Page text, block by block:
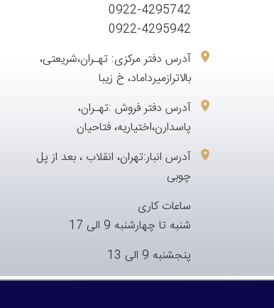
0922-4295742
0922-4295942
آدرس دفتر مرکزی: تهـران،شریعتی،
بالاترازمیرداماد، خ زیبا
آدرس دفتر فروش :تهـران،
پاسدارن،اختیاریه، فتاحیان
آدرس انبار:تهران، انقلاب ، بعد از پل
چوبی
ساعات کاری
شنبه تا چهارشنبه 9 الی 17
پنجشنبه 9 الی 13